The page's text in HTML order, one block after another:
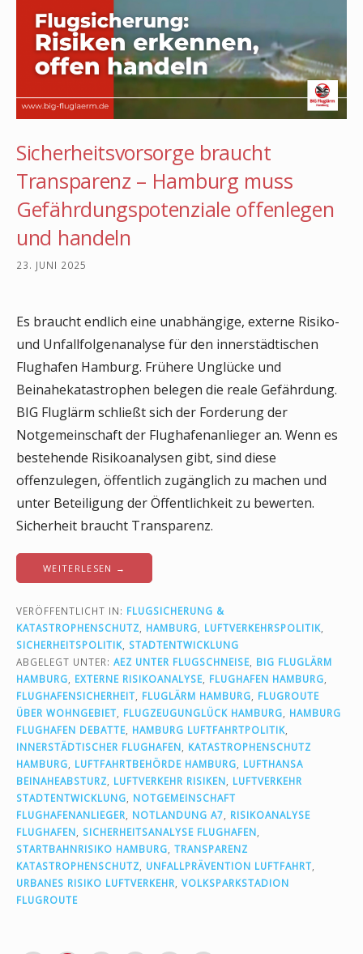
Sicherheitsvorsorge braucht
Transparenz – Hamburg muss
Gefährdungspotenziale offenlegen
und handeln
23. JUNI 2025
Es braucht endlich eine unabhängige, externe Risiko-
und Unfallfolgenanalyse für den innerstädtischen
Flughafen Hamburg. Frühere Unglücke und
Beinahekatastrophen belegen die reale Gefährdung.
BIG Fluglärm schließt sich der Forderung der
Notgemeinschaft der Flughafenanlieger an. Wenn es
bestehende Risikoanalysen gibt, sind diese
offenzulegen, öffentlich zugänglich zu machen und
unter Beteiligung der Öffentlichkeit zu bewerten.
Sicherheit braucht Transparenz.
WEITERLESEN →
VERÖFFENTLICHT IN: FLUGSICHERUNG &
KATASTROPHENSCHUTZ
HAMBURG LUFTVERKEHRSPOLITIK
SICHERHEITSPOLITIK STADTENTWICKLUNG
ABGELEGT UNTER: AEZ UNTER FLUGSCHNEISE BIG FLUGLÄRM
HAMBURG
EXTERNE RISIKOANALYSE FLUGHAFEN HAMBURG
FLUGHAFENSICHERHEIT
FLUGLÄRM HAMBURG
FLUGROUTE
ÜBER WOHNGEBIET
FLUGZEUGUNGLÜCK HAMBURG
HAMBURG
FLUGHAFEN DEBATTE HAMBURG LUFTFAHRTPOLITIK
INNERSTÄDTISCHER FLUGHAFEN
KATASTROPHENSCHUTZ
HAMBURG
LUFTFAHRTBEHÖRDE HAMBURG
LUFTHANSA
BEINAHEABSTURZ
LUFTVERKEHR RISIKEN
LUFTVERKEHR
STADTENTWICKLUNG
NOTGEMEINSCHAFT
FLUGHAFENANLIEGER
NOTLANDUNG A7
RISIKOANALYSE
FLUGHAFEN
SICHERHEITSANALYSE FLUGHAFEN
STARTBAHNRISIKO HAMBURG TRANSPARENZ
KATASTROPHENSCHUTZ
UNFALLPRÄVENTION LUFTFAHRT
URBANES RISIKO LUFTVERKEHR VOLKSPARKSTADION
FLUGROUTE